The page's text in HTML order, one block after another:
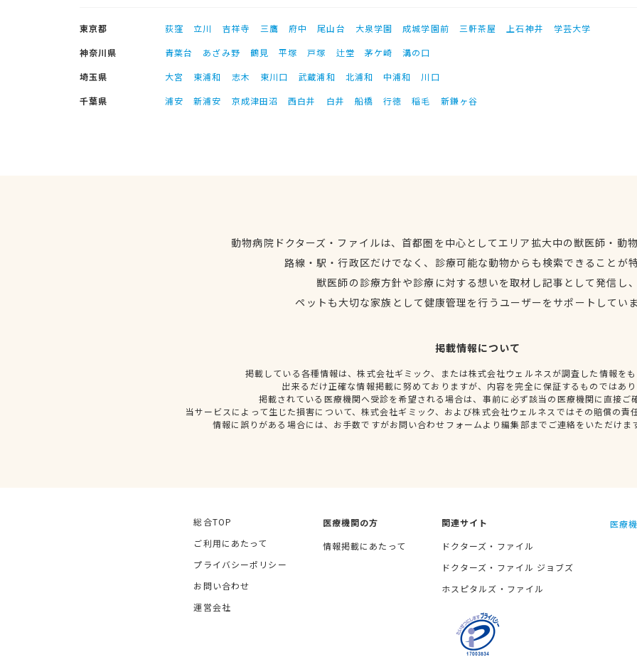
東京都 荻窪 立川 吉祥寺 三鷹 府中 尾山台 大泉学園 成城学園前 三軒茶屋 上石神井
学芸大学
神奈川県
青葉台 あざみ野 鶴見 平塚 戸塚 辻堂 茅ケ崎
溝の口
埼玉県
大宮 東浦和 志木 東川口 武蔵浦和 北浦和 中浦和
川口
千葉県
浦安 新浦安 京成津田沼 西白井 白井 船橋 行徳 稲毛 新鎌ヶ谷
動物病院ドクターズ・ファイルは、首都圏を中心としてエリア拡大中の獣医師・動
路線・駅・行政区だけでなく、診療可能な動物からも検索できることが
獣医師の診療方針や診療に対する想いを取材し記事として発信し
ペットも大切な家族として健康管理を行うユーザーをサポートしてい
掲載情報について
掲載している各種情報は、株式会社ギミック、または株式会社ウェルネスが調査した情報を
出来るだけ正確な情報掲載に努めておりますが、内容を完全に保証するものではあ
掲載されている医療機関へ受診を希望される場合は、事前に必ず該当の医療機関に直接ご
当サービスによって生じた損害について、株式会社ギミック、および株式会社ウェルネスではその賠償の責
情報に誤りがある場合には、お手数ですがお問い合わせフォームより編集部までご連絡をいただけま
総合TOP
ご利用にあたって
プライバシーポリシー
お問い合わせ
運営会社
医療機関の方
情報掲載にあたって
関連サイト
ドクターズ・ファイル
ドクターズ・ファイル ジョブズ
ホスピタルズ・ファイル
医療